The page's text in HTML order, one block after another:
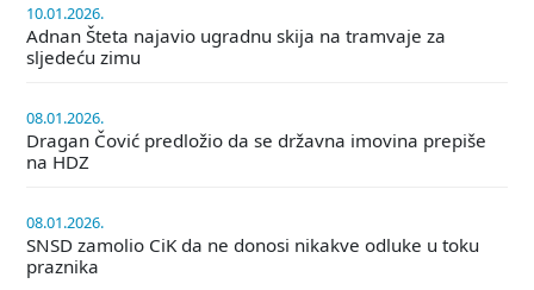
10.01.2026.
Adnan Šteta najavio ugradnu skija na tramvaje za
sljedeću zimu
08.01.2026.
Dragan Čović predložio da se državna imovina prepiše
na HDZ
08.01.2026.
SNSD zamolio CiK da ne donosi nikakve odluke u toku
praznika